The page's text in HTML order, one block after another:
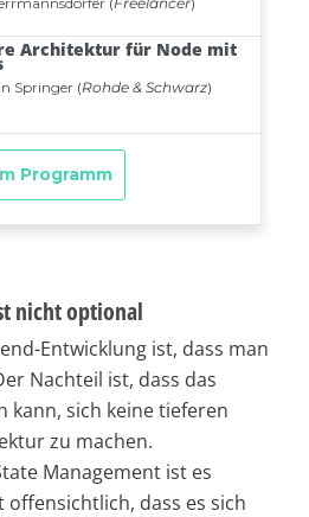
nicht optional
Entwicklung ist, dass man
Nachteil ist, dass das
kann, sich keine tieferen
zu machen.
Management ist es
dass es sich